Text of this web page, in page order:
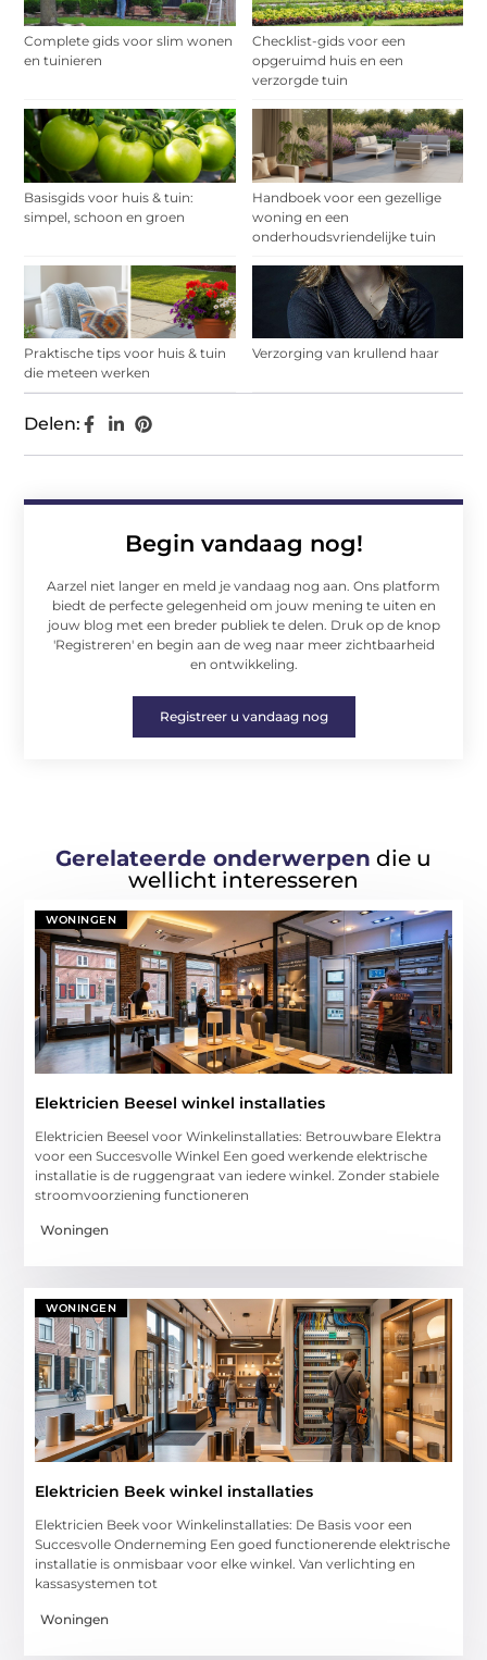
Complete gids voor slim wonen
en tuinieren
Checklist-gids voor een
opgeruimd huis en een
verzorgde tuin
Basisgids voor huis & tuin:
simpel, schoon en groen
Handboek voor een gezellige
woning en een
onderhoudsvriendelijke tuin
Praktische tips voor huis & tuin
die meteen werken
Verzorging van krullend haar
Begin vandaag nog!
Aarzel niet langer en meld je vandaag nog aan. Ons platform
biedt de perfecte gelegenheid om jouw mening te uiten en
jouw blog met een breder publiek te delen. Druk op de knop
'Registreren' en begin aan de weg naar meer zichtbaarheid
en ontwikkeling.
Registreer u vandaag nog
Delen:
Gerelateerde onderwerpen die u
wellicht interesseren
WONINGEN
Elektricien Beesel winkel installaties
Elektricien Beesel voor Winkelinstallaties: Betrouwbare Elektra
voor een Succesvolle Winkel Een goed werkende elektrische
installatie is de ruggengraat van iedere winkel. Zonder stabiele
stroomvoorziening functioneren
Woningen
WONINGEN
Elektricien Beek winkel installaties
Elektricien Beek voor Winkelinstallaties: De Basis voor een
Succesvolle Onderneming Een goed functionerende elektrische
installatie is onmisbaar voor elke winkel. Van verlichting en
kassasystemen tot
Woningen